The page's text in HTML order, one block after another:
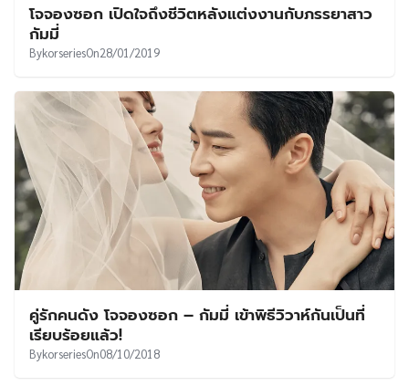
โจจองซอก เปิดใจถึงชีวิตหลังแต่งงานกับภรรยาสาว
กัมมี่
BykorseriesOn28/01/2019
คู่รักคนดัง โจจองซอก – กัมมี่ เข้าพิธีวิวาห์กันเป็นที่
เรียบร้อยแล้ว!
BykorseriesOn08/10/2018